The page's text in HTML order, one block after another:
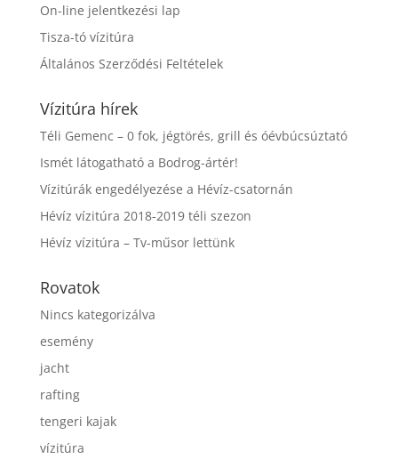
On-line jelentkezési lap
Tisza-tó vízitúra
Általános Szerződési Feltételek
Vízitúra hírek
Téli Gemenc – 0 fok, jégtörés, grill és óévbúcsúztató
Ismét látogatható a Bodrog-ártér!
Vízitúrák engedélyezése a Hévíz-csatornán
Hévíz vízitúra 2018-2019 téli szezon
Hévíz vízitúra – Tv-műsor lettünk
Rovatok
Nincs kategorizálva
esemény
jacht
rafting
tengeri kajak
vízitúra